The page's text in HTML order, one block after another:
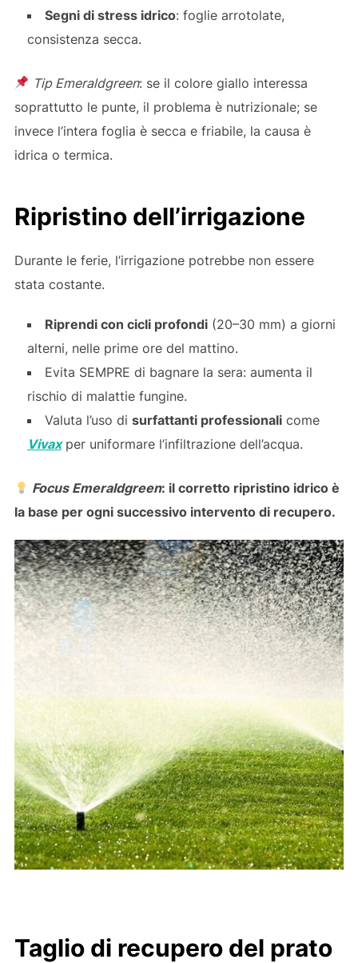
Segni di stress idrico: foglie arrotolate,
consistenza secca.
Tip Emeraldgreen: se il colore giallo interessa
soprattutto le punte, il problema è nutrizionale; se
invece l’intera foglia è secca e friabile, la causa è
idrica o termica.
Ripristino dell’irrigazione
Durante le ferie, l’irrigazione potrebbe non essere
stata costante.
Riprendi con cicli profondi(20–30 mm) a giorni
alterni, nelle prime ore del mattino.
Evita SEMPRE di bagnare la sera: aumenta il
rischio di malattie fungine.
Valuta l’uso di surfattanti professionalicome
Vivaxper uniformare l’infiltrazione dell’acqua.
Focus Emeraldgreen: il corretto ripristino idrico è
la base per ogni successivo intervento di recupero.
Taglio di recuperodel prato